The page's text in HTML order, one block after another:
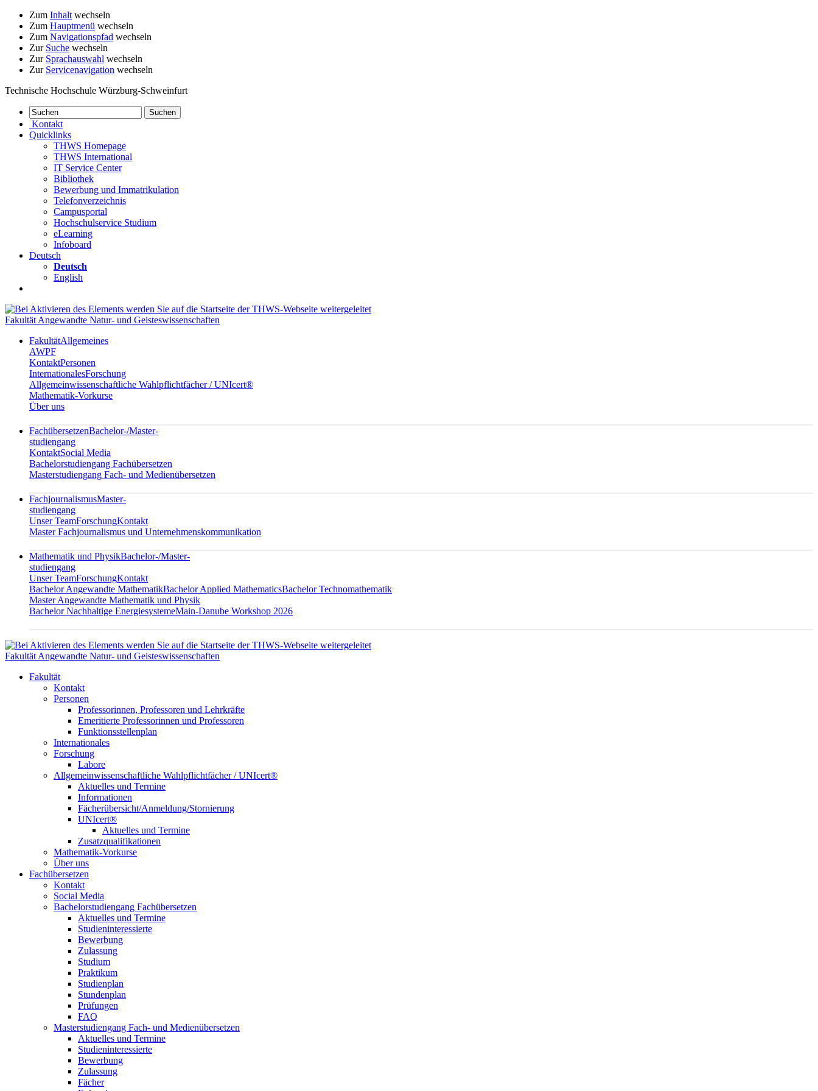
Zum Inhalt wechseln
Zum Hauptmenü wechseln
Zum Navigationspfad wechseln
Zur Suche wechseln
Zur Sprachauswahl wechseln
Zur Servicenavigation wechseln
Technische Hochschule Würzburg-Schweinfurt
Kontakt
Quicklinks
THWS Homepage
THWS International
IT Service Center
Bibliothek
Bewerbung und Immatrikulation
Telefonverzeichnis
Campusportal
Hochschulservice Studium
eLearning
Infoboard
Deutsch
Deutsch
English
Fakultät Angewandte Natur- und Geisteswissenschaften
FakultätAllgemeines
AWPF
KontaktPersonen
InternationalesForschung
Allgemeinwissenschaftliche Wahlpflichtfächer / UNIcert®
Mathematik-Vorkurse
Über uns
FachübersetzenBachelor-/Master-
studiengang
KontaktSocial Media
Bachelorstudiengang Fachübersetzen
Masterstudiengang Fach- und Medienübersetzen
FachjournalismusMaster-
studiengang
Unser TeamForschungKontakt
Master Fachjournalismus und Unternehmenskommunikation
Mathematik und PhysikBachelor-/Master-
studiengang
Unser TeamForschungKontakt
Bachelor Angewandte MathematikBachelor Applied MathematicsBachelor Technomathematik
Master Angewandte Mathematik und Physik
Bachelor Nachhaltige EnergiesystemeMain-Danube Workshop 2026
Fakultät Angewandte Natur- und Geisteswissenschaften
Fakultät
Kontakt
Personen
Professorinnen, Professoren und Lehrkräfte
Emeritierte Professorinnen und Professoren
Funktionsstellenplan
Internationales
Forschung
Labore
Allgemeinwissenschaftliche Wahlpflichtfächer / UNIcert®
Aktuelles und Termine
Informationen
Fächerübersicht/Anmeldung/Stornierung
UNIcert®
Aktuelles und Termine
Zusatzqualifikationen
Mathematik-Vorkurse
Über uns
Fachübersetzen
Kontakt
Social Media
Bachelorstudiengang Fachübersetzen
Aktuelles und Termine
Studieninteressierte
Bewerbung
Zulassung
Studium
Praktikum
Studienplan
Stundenplan
Prüfungen
FAQ
Masterstudiengang Fach- und Medienübersetzen
Aktuelles und Termine
Studieninteressierte
Bewerbung
Zulassung
Fächer